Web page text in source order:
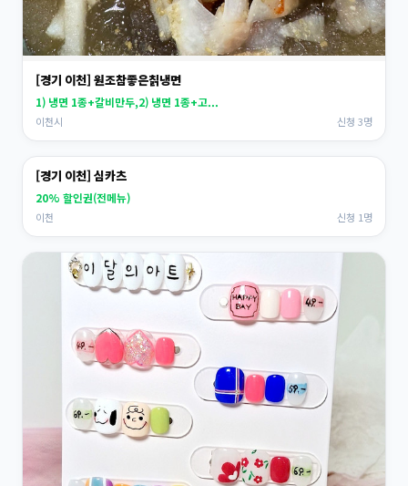
[경기 이천] 원조참좋은칡냉면
1) 냉면 1종+갈비만두,2) 냉면 1종+고...
이천시 신청 3명
[경기 이천] 심카츠
20% 할인권(전메뉴)
이천 신청 1명